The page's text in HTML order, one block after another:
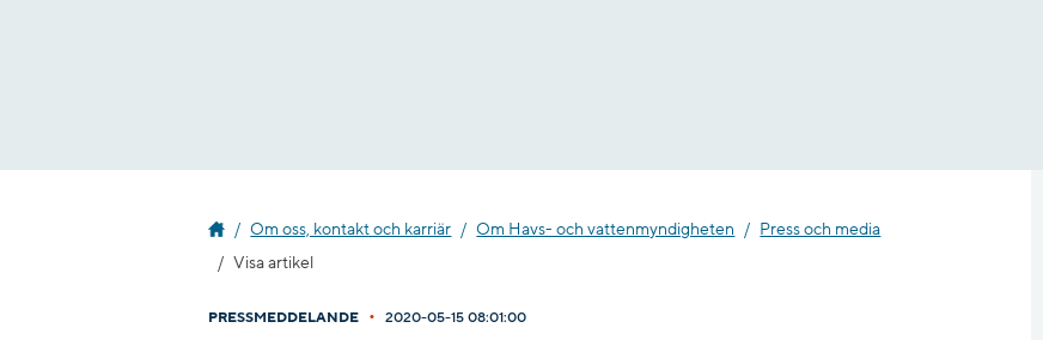
Om oss, kontakt och karriär Om Havs- och vatten­myndigheten
Press och media
Visa artikel
PRESSMEDDELANDE • 2020-05-15 08:01:00